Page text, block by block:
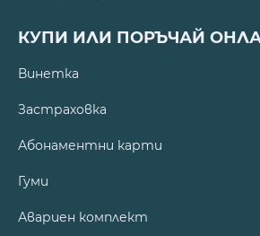
КУПИ ИЛИ ПОРЪЧАЙ
Винетка
Застраховка
Абонаментни карти
Гуми
Авариен комплект